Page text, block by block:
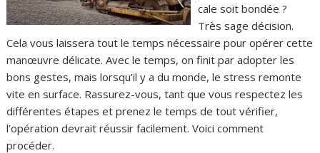
cale soit bondée ?
Très sage décision.
Cela vous laissera tout le temps nécessaire pour opérer cette
manœuvre délicate. Avec le temps, on finit par adopter les
bons gestes, mais lorsqu’il y a du monde, le stress remonte
vite en surface. Rassurez-vous, tant que vous respectez les
différentes étapes et prenez le temps de tout vérifier,
l’opération devrait réussir facilement. Voici comment
procéder.